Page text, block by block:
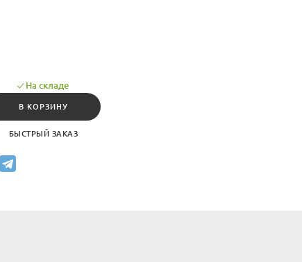
На складе
В КОРЗИНУ
БЫСТРЫЙ ЗАКАЗ